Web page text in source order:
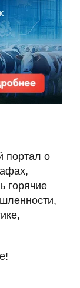
портал о
горячие